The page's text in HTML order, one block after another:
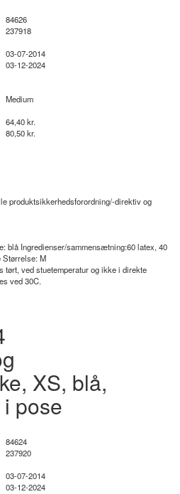
84626
237918
03-07-2014
03-12-2024
Medium
64,40 kr.
80,50 kr.
produktsikkerhedsforordning/-direktiv og
blå Ingredienser/sammensætning:60 latex, 40
Størrelse: M
ved stuetemperatur og ikke i direkte
ved 30C.
XS, blå,
pose
84624
237920
03-07-2014
03-12-2024